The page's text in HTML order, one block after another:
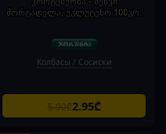
მორტადელა, უგლუტენო 100გრ.
Колбасы / Сосиски
5.90₾2.95₾